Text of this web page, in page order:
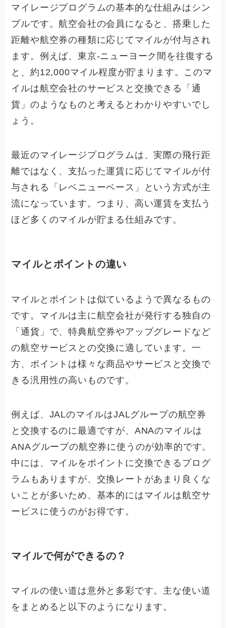
マイレージプログラムの基本的な仕組みはシン
プルです。航空会社の会員になると、搭乗した
距離や航空券の種類に応じてマイルが付与され
ます。例えば、東京-ニューヨーク間を往復する
と、約12,000マイル程度が貯まります。このマ
イルは航空会社のサービスと交換できる「通
貨」のようなものと考えるとわかりやすいでし
ょう。
最近のマイレージプログラムは、実際の飛行距
離ではなく、支払った運賃に応じてマイルが付
与される「レベニューベース」という方式が主
流になっています。つまり、高い運賃を支払う
ほど多くのマイルが貯まる仕組みです。
マイルとポイントの違い
マイルとポイントは似ているようで異なるもの
です。マイルは主に航空会社が発行する独自の
「通貨」で、特典航空券やアップグレードなど
の航空サービスとの交換に適しています。一
方、ポイントは様々な商品やサービスと交換で
きる汎用性の高いものです。
例えば、JALのマイルはJALグループの航空券
と交換するのに最適ですが、ANAのマイルは
ANAグループの航空券に使うのが効率的です。
中には、マイルをポイントに交換できるプログ
ラムもありますが、交換レートがあまり良くな
いことが多いため、基本的にはマイルは航空サ
ービスに使うのがお得です。
マイルで何ができるの？
マイルの使い道は意外と多彩です。主な使い道
をまとめると以下のようになります。